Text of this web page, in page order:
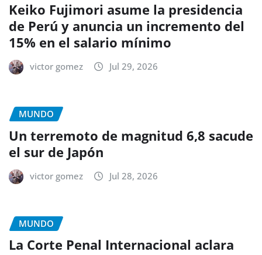
Keiko Fujimori asume la presidencia
de Perú y anuncia un incremento del
15% en el salario mínimo
victor gomez Jul 29, 2026
MUNDO
Un terremoto de magnitud 6,8 sacude
el sur de Japón
victor gomez Jul 28, 2026
MUNDO
La Corte Penal Internacional aclara